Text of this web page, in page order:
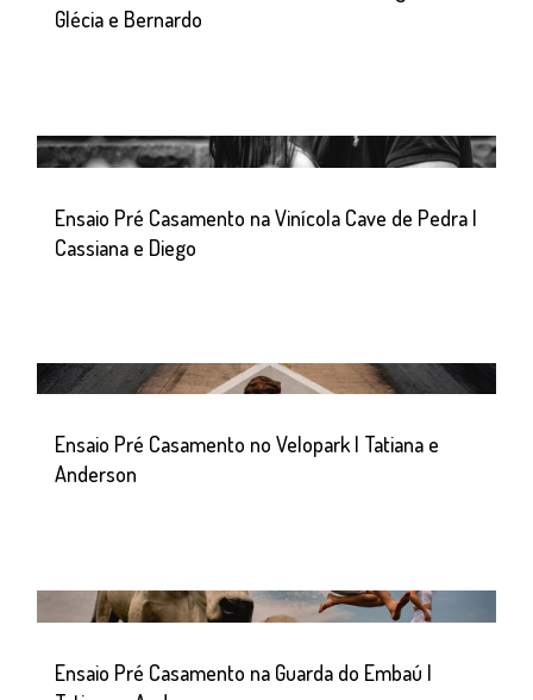
Glécia e Bernardo
Ensaio Pré Casamento na Vinícola Cave de Pedra |
Cassiana e Diego
Ensaio Pré Casamento no Velopark | Tatiana e
Anderson
Ensaio Pré Casamento na Guarda do Embaú |